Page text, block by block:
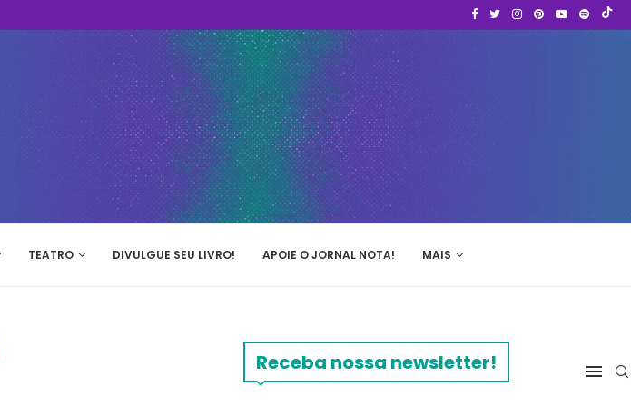
TEATRO DIVULGUE SEU LIVRO! APOIE O JORNAL NOTA! MAIS
Receba nossa newsletter!